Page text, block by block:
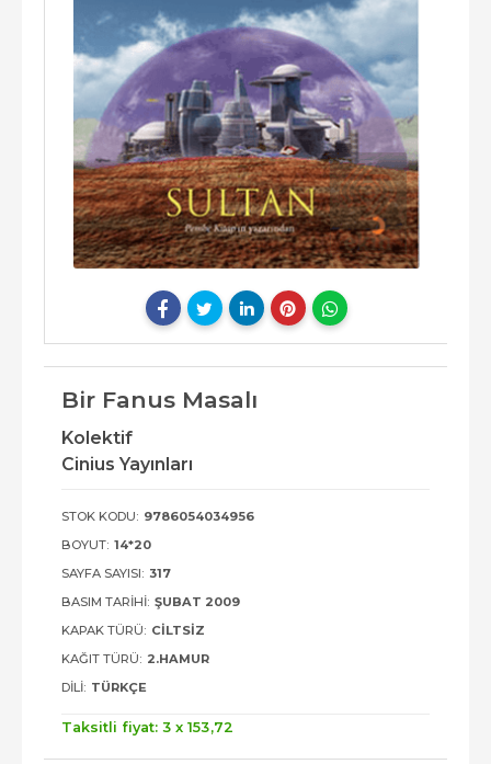
Bir Fanus Masalı
Kolektif
Cinius Yayınları
STOK KODU: 9786054034956
BOYUT: 14*20
SAYFA SAYISI: 317
BASIM TARIHI: ŞUBAT 2009
KAPAK TÜRÜ: CILTSIZ
KAĞIT TÜRÜ: 2.HAMUR
DILI: TÜRKÇE
Taksitli fiyat: 3 x 153,72